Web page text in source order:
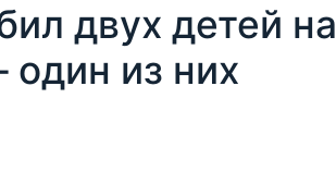
двух детей на
из них